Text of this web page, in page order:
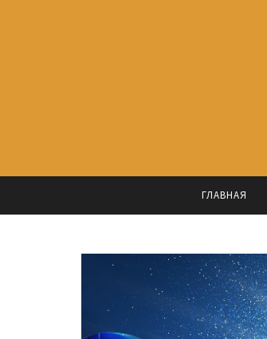
ГЛАВНАЯ